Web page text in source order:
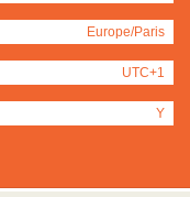
Europe/Paris
UTC+1
Y